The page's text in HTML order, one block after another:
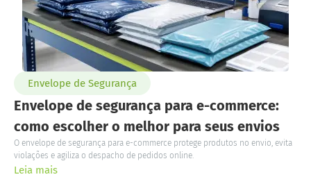
Envelope de Segurança
Envelope de segurança para e-commerce:
como escolher o melhor para seus envios
O envelope de segurança para e-commerce protege produtos no envio, evita
violações e agiliza o despacho de pedidos online.
Leia mais